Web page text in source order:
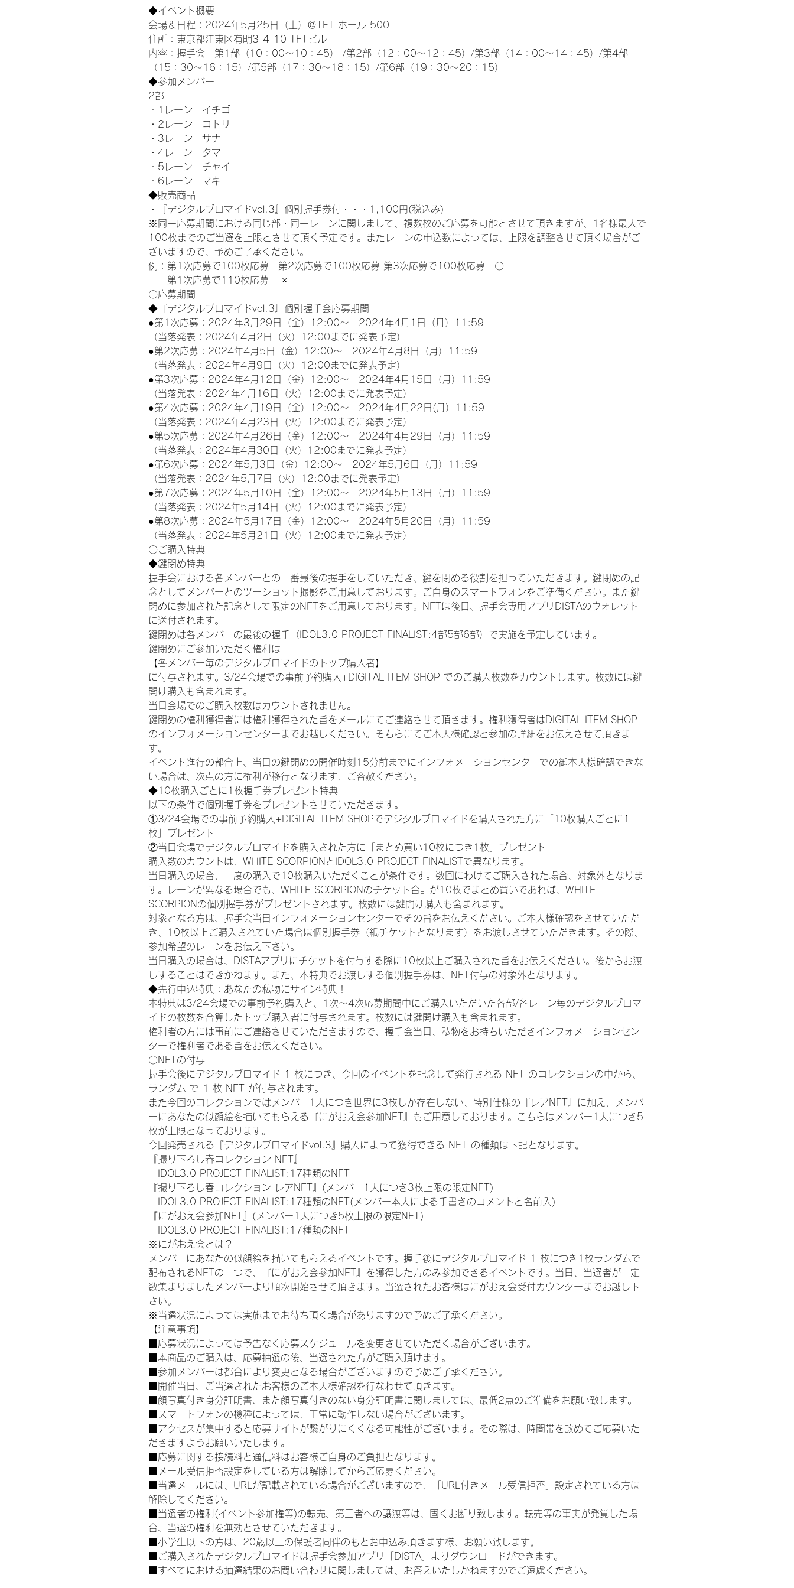
◆イベント概要
会場＆日程：2024年5月25日（土）＠TFT ホール 500
住所：東京都江東区有明3-4-10 TFTビル
内容：握手会　第1部（10：00～10：45） /第2部（12：00～12：45）/第3部（14：00～14：45）/第4部
（15：30～16：15）/第5部（17：30～18：15）/第6部（19：30～20：15）
◆参加メンバー
2部
・1レーン　イチゴ
・2レーン　コトリ
・3レーン　サナ
・4レーン　タマ
・5レーン　チャイ
・6レーン　マキ
◆販売商品
・『デジタルブロマイドvol.3』個別握手券付・・・1,100円(税込み)
※同一応募期間における同じ部・同一レーンに関しまして、複数枚のご応募を可能とさせて頂きますが、1名様最大で
100枚までのご当選を上限とさせて頂く予定です。またレーンの申込数によっては、上限を調整させて頂く場合がご
ざいますので、予めご了承ください。
例：第1次応募で100枚応募　第2次応募で100枚応募 第3次応募で100枚応募　〇
第1次応募で110枚応募　 ×
〇応募期間
◆『デジタルブロマイドvol.3』個別握手会応募期間
●第1次応募：2024年3月29日（金）12:00～　2024年4月1日（月）11:59
（当落発表：2024年4月2日（火）12:00までに発表予定）
●第2次応募：2024年4月5日（金）12:00～　2024年4月8日（月）11:59
（当落発表：2024年4月9日（火）12:00までに発表予定）
●第3次応募：2024年4月12日（金）12:00～　2024年4月15日（月）11:59
（当落発表：2024年4月16日（火）12:00までに発表予定）
●第4次応募：2024年4月19日（金）12:00～　2024年4月22日(月）11:59
（当落発表：2024年4月23日（火）12:00までに発表予定）
●第5次応募：2024年4月26日（金）12:00～　2024年4月29日（月）11:59
（当落発表：2024年4月30日（火）12:00までに発表予定）
●第6次応募：2024年5月3日（金）12:00～　2024年5月6日（月）11:59
（当落発表：2024年5月7日（火）12:00までに発表予定）
●第7次応募：2024年5月10日（金）12:00～　2024年5月13日（月）11:59
（当落発表：2024年5月14日（火）12:00までに発表予定）
●第8次応募：2024年5月17日（金）12:00～　2024年5月20日（月）11:59
（当落発表：2024年5月21日（火）12:00までに発表予定）
〇ご購入特典
◆鍵閉め特典
握手会における各メンバーとの一番最後の握手をしていただき、鍵を閉める役割を担っていただきます。鍵閉めの記
念としてメンバーとのツーショット撮影をご用意しております。ご自身のスマートフォンをご準備ください。また鍵
閉めに参加された記念として限定のNFTをご用意しております。NFTは後日、握手会専用アプリDISTAのウォレット
に送付されます。
鍵閉めは各メンバーの最後の握手（IDOL3.0 PROJECT FINALIST:4部5部6部）で実施を予定しています。
鍵閉めにご参加いただく権利は
【各メンバー毎のデジタルブロマイドのトップ購入者】
に付与されます。3/24会場での事前予約購入+DIGITAL ITEM SHOP でのご購入枚数をカウントします。枚数には鍵
開け購入も含まれます。
当日会場でのご購入枚数はカウントされません。
鍵閉めの権利獲得者には権利獲得された旨をメールにてご連絡させて頂きます。権利獲得者はDIGITAL ITEM SHOP
のインフォメーションセンターまでお越しください。そちらにてご本人様確認と参加の詳細をお伝えさせて頂きま
す。
イベント進行の都合上、当日の鍵閉めの開催時刻15分前までにインフォメーションセンターでの御本人様確認できな
い場合は、次点の方に権利が移行となります、ご容赦ください。
◆10枚購入ごとに1枚握手券プレゼント特典
以下の条件で個別握手券をプレゼントさせていただきます。
①3/24会場での事前予約購入+DIGITAL ITEM SHOPでデジタルブロマイドを購入された方に「10枚購入ごとに1
枚」プレゼント
②当日会場でデジタルブロマイドを購入された方に「まとめ買い10枚につき1枚」プレゼント
購入数のカウントは、WHITE SCORPIONとIDOL3.0 PROJECT FINALISTで異なります。
当日購入の場合、一度の購入で10枚購入いただくことが条件です。数回にわけてご購入された場合、対象外となりま
す。レーンが異なる場合でも、WHITE SCORPIONのチケット合計が10枚でまとめ買いであれば、WHITE
SCORPIONの個別握手券がプレゼントされます。枚数には鍵開け購入も含まれます。
対象となる方は、握手会当日インフォメーションセンターでその旨をお伝えください。ご本人様確認をさせていただ
き、10枚以上ご購入されていた場合は個別握手券（紙チケットとなります）をお渡しさせていただきます。その際、
参加希望のレーンをお伝え下さい。
当日購入の場合は、DISTAアプリにチケットを付与する際に10枚以上ご購入された旨をお伝えください。後からお渡
しすることはできかねます。また、本特典でお渡しする個別握手券は、NFT付与の対象外となります。
◆先行申込特典：あなたの私物にサイン特典！
本特典は3/24会場での事前予約購入と、1次〜4次応募期間中にご購入いただいた各部/各レーン毎のデジタルブロマ
イドの枚数を合算したトップ購入者に付与されます。枚数には鍵開け購入も含まれます。
権利者の方には事前にご連絡させていただきますので、握手会当日、私物をお持ちいただきインフォメーションセン
ターで権利者である旨をお伝えください。
〇NFTの付与
握手会後にデジタルブロマイド 1 枚につき、今回のイベントを記念して発行される NFT のコレクションの中から、
ランダム で 1 枚 NFT が付与されます。
また今回のコレクションではメンバー1人につき世界に3枚しか存在しない、特別仕様の『レアNFT』に加え、メンバ
ーにあなたの似顔絵を描いてもらえる『にがおえ会参加NFT』もご用意しております。こちらはメンバー1人につき5
枚が上限となっております。
今回発売される『デジタルブロマイドvol.3』購入によって獲得できる NFT の種類は下記となります。
『撮り下ろし春コレクション NFT』
IDOL3.0 PROJECT FINALIST:17種類のNFT
『撮り下ろし春コレクション レアNFT』(メンバー1人につき3枚上限の限定NFT)
IDOL3.0 PROJECT FINALIST:17種類のNFT(メンバー本人による手書きのコメントと名前入)
『にがおえ会参加NFT』(メンバー1人につき5枚上限の限定NFT)
IDOL3.0 PROJECT FINALIST:17種類のNFT
※にがおえ会とは？
メンバーにあなたの似顔絵を描いてもらえるイベントです。握手後にデジタルブロマイド 1 枚につき1枚ランダムで
配布されるNFTの一つで、『にがおえ会参加NFT』を獲得した方のみ参加できるイベントです。当日、当選者が一定
数集まりましたメンバーより順次開始させて頂きます。当選されたお客様はにがおえ会受付カウンターまでお越し下
さい。
※当選状況によっては実施までお待ち頂く場合がありますので予めご了承ください。
【注意事項】
■応募状況によっては予告なく応募スケジュールを変更させていただく場合がございます。
■本商品のご購入は、応募抽選の後、当選された方がご購入頂けます。
■参加メンバーは都合により変更となる場合がございますので予めご了承ください。
■開催当日、ご当選されたお客様のご本人様確認を行なわせて頂きます。
■顔写真付き身分証明書、また顔写真付きのない身分証明書に関しましては、最低2点のご準備をお願い致します。
■スマートフォンの機種によっては、正常に動作しない場合がございます。
■アクセスが集中すると応募サイトが繋がりにくくなる可能性がございます。その際は、時間帯を改めてご応募いた
だきますようお願いいたします。
■応募に関する接続料と通信料はお客様ご自身のご負担となります。
■メール受信拒否設定をしている方は解除してからご応募ください。
■当選メールには、URLが記載されている場合がございますので、「URL付きメール受信拒否」設定されている方は
解除してください。
■当選者の権利(イベント参加権等)の転売、第三者への譲渡等は、固くお断り致します。転売等の事実が発覚した場
合、当選の権利を無効とさせていただきます。
■小学生以下の方は、20歳以上の保護者同伴のもとお申込み頂きます様、お願い致します。
■ご購入されたデジタルブロマイドは握手会参加アプリ「DISTA」よりダウンロードができます。
■すべてにおける抽選結果のお問い合わせに関しましては、お答えいたしかねますのでご遠慮ください。